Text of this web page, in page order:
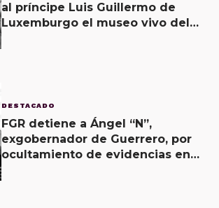
al príncipe Luis Guillermo de
Luxemburgo el museo vivo del
DESTACADO
FGR detiene a Ángel “N”,
exgobernador de Guerrero, por
ocultamiento de evidencias en